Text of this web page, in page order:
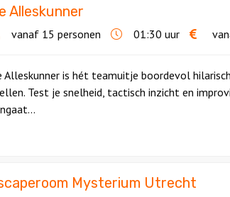
Alleskunner
vanaf 15 personen 01:30 uur
Alleskunner is hét teamuitje boordevol
Test je snelheid, tactisch inzicht en
Mysterium Utrecht